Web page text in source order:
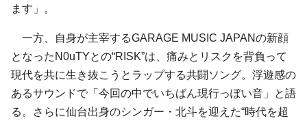
ます」。
一方、自身が主宰するGARAGE MUSIC JAPANの新顔
となったN0uTYとの“RISK”は、痛みとリスクを背負って
現代を共に生き抜こうとラップする共闘ソング。浮遊感の
あるサウンドで「今回の中でいちばん現行っぽい音」と語
る。さらに仙台出身のシンガー・北斗を迎えた“時代を超